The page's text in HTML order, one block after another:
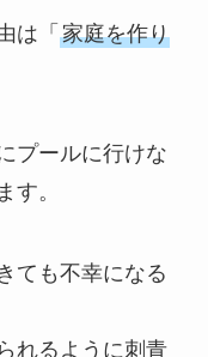
は「 家庭を作り
プールに行けな
す。
ても不幸になる
れるように刺青